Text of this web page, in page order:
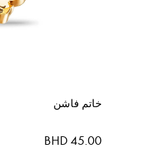
خاتم فاشن
BHD 45.00